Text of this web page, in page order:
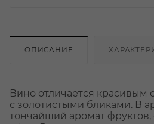
ОПИСАНИЕ
Вино отличается
с золотистыми бликами. В
тончайший аромат фруктов,